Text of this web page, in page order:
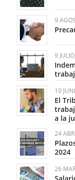
9
9
10
El
a la
24
2024
26